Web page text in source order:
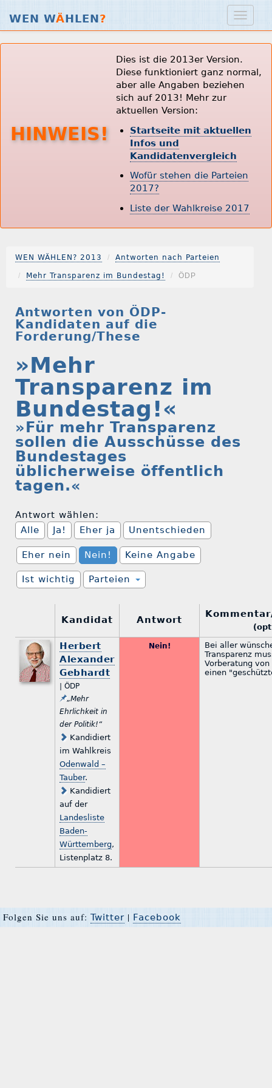
WEN WÄHLEN?
HINWEIS!
Dies ist die 2013er Version.
Diese funktioniert ganz normal,
aber alle Angaben beziehen
sich auf 2013! Mehr zur
aktuellen Version:
Startseite mit aktuellen
Infos und
Kandidatenvergleich
Wofür stehen die Parteien
2017?
Liste der Wahlkreise 2017
WEN WÄHLEN? 2013 Antworten nach Parteien
Mehr Transparenz im Bundestag! ÖDP
Antworten von ÖDP-
Kandidaten auf die
Forderung/These
»Mehr
Transparenz im
Bundestag!«
»Für mehr Transparenz
sollen die Ausschüsse des
Bundestages
üblicherweise öffentlich
tagen.«
Antwort wählen:
Alle
Ja! Eher ja Unentschieden
Eher nein Nein! Keine Angabe
Ist wichtig Parteien
Kandidat Antwort
Herbert
Alexander
Gebhardt
| ÖDP
„Mehr
Ehrlichkeit in
der Politik!“
Kandidiert
im Wahlkreis
Odenwald –
Tauber.
Kandidiert
auf der
Landesliste
Baden-
Württemberg,
Listenplatz 8.
Nein!
Bei aller
Transparenz
Vorberatung von
einen
Folgen Sie uns auf: Twitter | Facebook